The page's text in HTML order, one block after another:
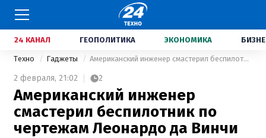
24 КАНАЛ ГЕОПОЛИТИКА ЭКОНОМИКА
Техно Гаджеты Американский инженер смастерил беспилотник по чертежам Леонардо да Винчи
2 февраля, 21:02 2
Американский инженер
смастерил беспилотник по
чертежам Леонардо да Винчи